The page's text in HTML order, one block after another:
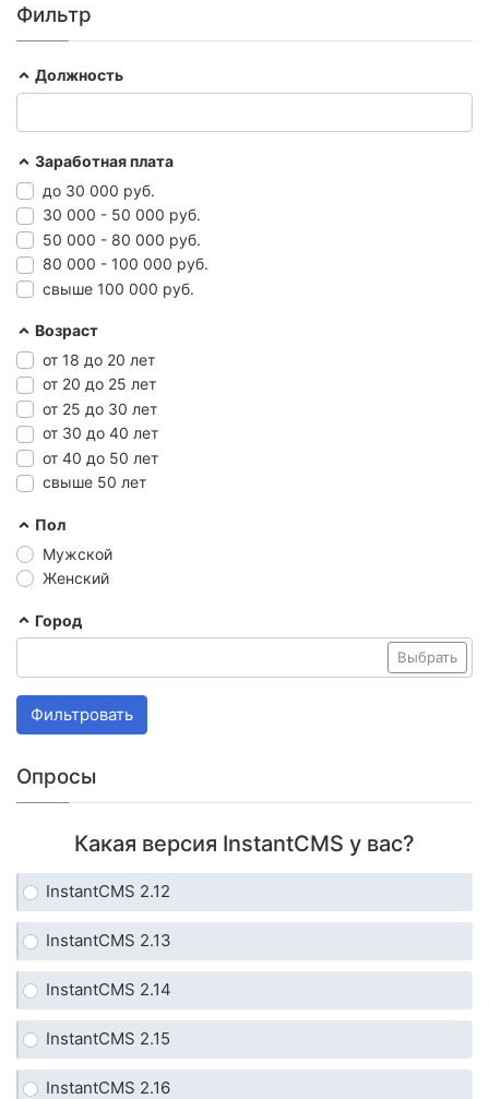
Фильтр
Возраст
от 18 до 20 лет
от 20 до 25 лет
от 25 до 30 лет
от 30 до 40 лет
от 40 до 50 лет
свыше 50 лет
Пол
Мужской
Женский
Город
Выбрать
Должность
Заработная плата
до 30 000 руб.
30 000 - 50 000 руб.
50 000 - 80 000 руб.
80 000 - 100 000 руб.
свыше 100 000 руб.
Фильтровать
Опросы
Какая версия InstantCMS у вас?
InstantCMS 2.12
InstantCMS 2.13
InstantCMS 2.14
InstantCMS 2.15
InstantCMS 2.16